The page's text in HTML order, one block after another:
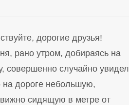
дорогие друзья!
рано утром, добираясь на
совершенно случайно увидел
на дороге небольшую,
сидящую в метре от